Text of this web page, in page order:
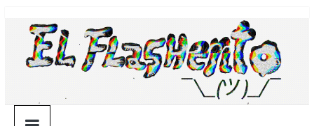
contenido
¯\_(ツ)_/
¯